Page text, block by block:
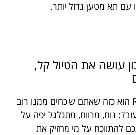
עם תא מטען גדול יותר.
עושה את הטיול קל,
רכב טוב ל-Road Trip הוא כזה שאתם שוכחים ממנו רוב
נוח, מרווח, מתגלגל יפה על
להתווכח על מי מחזיק את